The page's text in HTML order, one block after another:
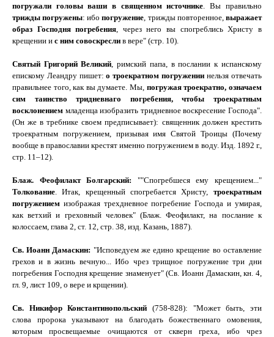
погружали головы ваши в священном источнике . Вы правильно
трижды погружены: ибопогружение , трижды повторенное, выражает
образ Господня погребения , через него вы спогреблись Христу в
крещении и с ним совоскресли в вере" (стр. 10).
Святый Григорий Великий , римский папа, в послании к испанскому
епискому Леандру пишет:о троекратном погружении нельзя отвечать
правильнее того, как вы думаете. Мы, погружая троекратно, означаем
сим таинство тридневнаго погребения, чтобы троекратным
восклонением младенца изобразить тридневное воскресение Господа".
(Он же в требнике своем предписывает): священник должен крестить
троекратным погружением, призывая имя Святой Троицы (Почему
вообще в православии крестят именно погружением в воду. Изд. 1892 г.,
стр. 11–12).
Блаж. Феофилакт Болгарский: ""Спогребшеся ему крещением. .."
Толкование . Итак, крещенный спогребается Христу, троекратным
погружением изображая трехдневное погребение Господа и умирая,
как ветхий и греховный человек" (Блаж. Феофилакт, на послание к
колоссаем, глава 2, ст. 12, стр. 38, изд. Казань, 1887).
Св. Иоанн Дамаскин: "Исповедуем же едино крещение во оставление
грехов и в жизнь вечную... Ибо чрез трищное погружение три дни
погребения Господня крещение знаменует" (Св. Иоанн Дамаскин, кн. 4,
гл. 9, лист 109, о вере и крщении).
Св. Никифор Константинопольский (758-828): "Может быть, эти
слова пророка указывают на благодать божественнаго омовения,
которым просвещаемые очищаются от скверн греха, ибо чрез